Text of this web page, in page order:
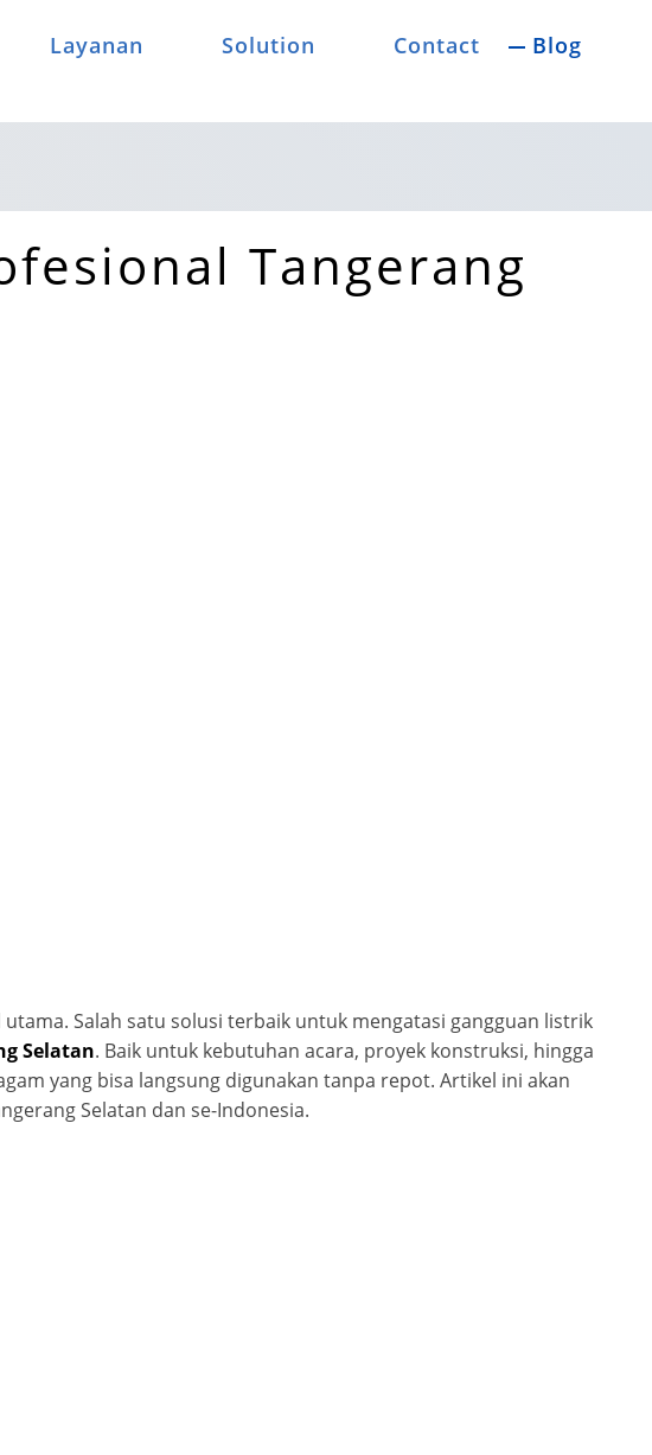
Layanan Solution Contact Blog
Tangerang
Salah satu solusi terbaik untuk mengatasi gangguan listrik
Selatan. Baik untuk kebutuhan acara, proyek konstruksi, hingga
yang bisa langsung digunakan tanpa repot. Artikel ini akan
Selatan dan se-Indonesia.